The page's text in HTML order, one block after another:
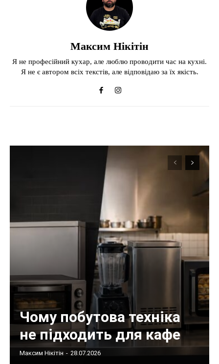
Максим Нікітін
Я не професійний кухар, але люблю проводити час на кухні.
Я не є автором всіх текстів, але відповідаю за їх якість.
Чому побутова техніка
не підходить для кафе
Максим Нікітін - 28.07.2026